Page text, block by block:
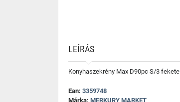
LEÍRÁS
Konyhaszekrény Max D90pc S/3 fekete
Ean: 3359748
Márka: MERKURY MARKET